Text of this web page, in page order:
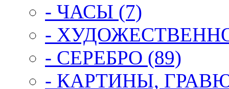
- ЧАСЫ (7)
-
- СЕРЕБРО (89)
- КАРТИНЫ,